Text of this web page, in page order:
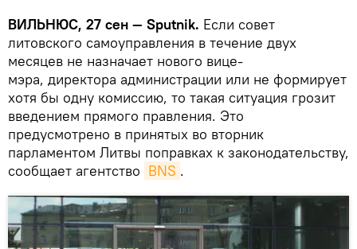
ВИЛЬНЮС, 27 сен — Sputnik. Если совет
литовского самоуправления в течение двух
месяцев не назначает нового вице-
мэра, директора администрации или не формирует
хотя бы одну комиссию, то такая ситуация грозит
введением прямого правления. Это
предусмотрено в принятых во вторник
парламентом Литвы поправках к законодательству,
сообщает агентство BNS .